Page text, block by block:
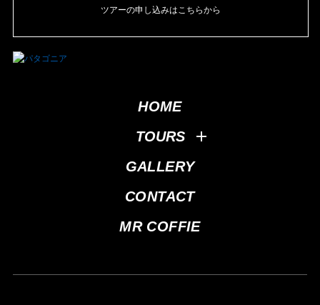
ツアーの申し込みはこちらから
HOME
TOURS
GALLERY
CONTACT
MR COFFIE